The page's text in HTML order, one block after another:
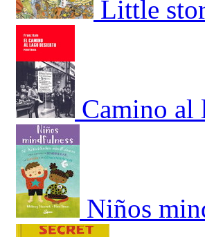
Little
Camino al
Niños